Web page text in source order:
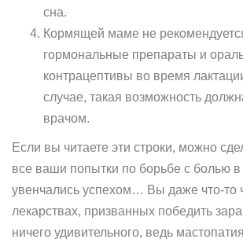
сна.
Кормящей маме не
гормональные препараты и
контрацептивы во время
случае, такая возможность
врачом.
Если вы читаете эти строки, можно
все ваши попытки по борьбе с болью в
увенчались успехом… Вы даже что-то
лекарствах, призванных победить
ничего удивительного, ведь